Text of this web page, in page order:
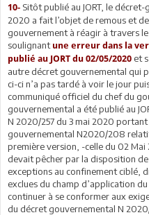
10- Sitôt publié au JORT, le
2020 a fait l’objet de remous et
gouvernement à réagir à travers
soulignant une erreur dans la
publié au JORT du 02/05/2020 et
autre décret gouvernemental qui
ci-ci n’a pas tardé à voir le jour
communiqué officiel du chef du
gouvernemental a été publié au
N 2020/257 du 3 mai 2020
gouvernemental N2020/208
première version, -celle du 02
devait pêcher par la disposition
exceptions au confinement ciblé,
exclues du champ d’application
continuer à se conformer aux
du décret gouvernemental N